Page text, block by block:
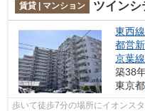
賃貸 | マンション ツインシ
東西線
都営
京葉線
築38
東京都
歩いて徒歩7分の場所にイオンス